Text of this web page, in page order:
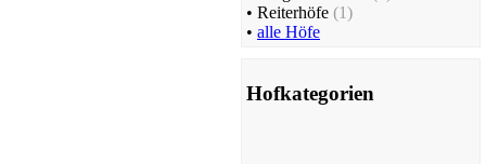
• Reiterhöfe (1)
• alle Höfe
Hofkategorien